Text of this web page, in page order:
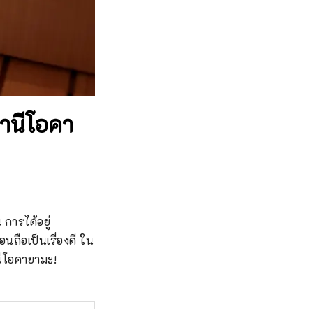
นีโอคา
ารได้อยู่
ถือเป็นเรื่องดี ใน
อคายามะ!